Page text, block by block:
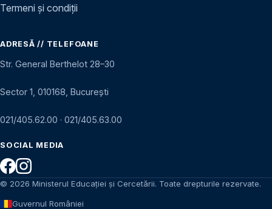
Termeni și condiții
ADRESĂ // TELEFOANE
Str. General Berthelot 28–30
Sector 1, 010168, București
021/405.62.00 · 021/405.63.00
SOCIAL MEDIA
© 2026 Ministerul Educației și Cercetării. Toate drepturile rezervate.
Guvernul României